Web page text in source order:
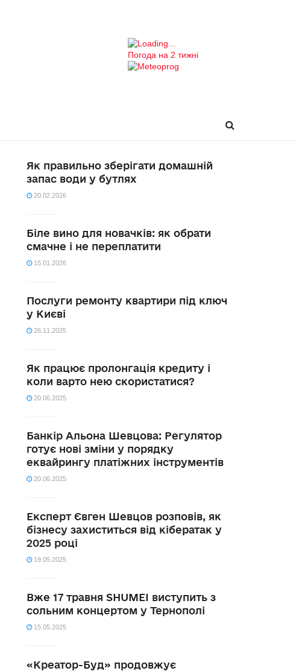
Погода на 2 тижні
Як правильно зберігати домашній
запас води у бутлях
20.02.2026
Біле вино для новачків: як обрати
смачне і не переплатити
15.01.2026
Послуги ремонту квартири під ключ
у Києві
26.11.2025
Як працює пролонгація кредиту і
коли варто нею скористатися?
20.06.2025
Банкір Альона Шевцова: Регулятор
готує нові зміни у порядку
еквайрингу платіжних інструментів
20.06.2025
Експерт Євген Шевцов розповів, як
бізнесу захиститься від кібератак у
2025 році
19.05.2025
Вже 17 травня SHUMEI виступить з
сольним концертом у Тернополі
15.05.2025
«Креатор-Буд» продовжує